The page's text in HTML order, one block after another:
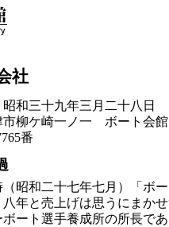
社
和三十九年三月二十八日
柳ケ崎一ノ一 ボート会
番
昭和二十七年七月）「ボ
年と売上げは思うにまか
ート選手養成所の所長で